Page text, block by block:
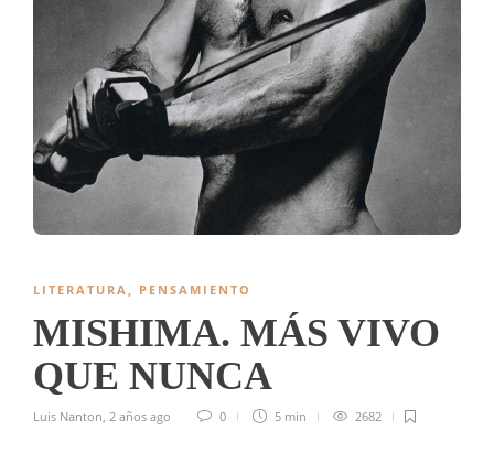
LITERATURA, PENSAMIENTO
MISHIMA. MÁS VIVO
QUE NUNCA
Luis Nanton, 2 años ago 0 5 min 2682